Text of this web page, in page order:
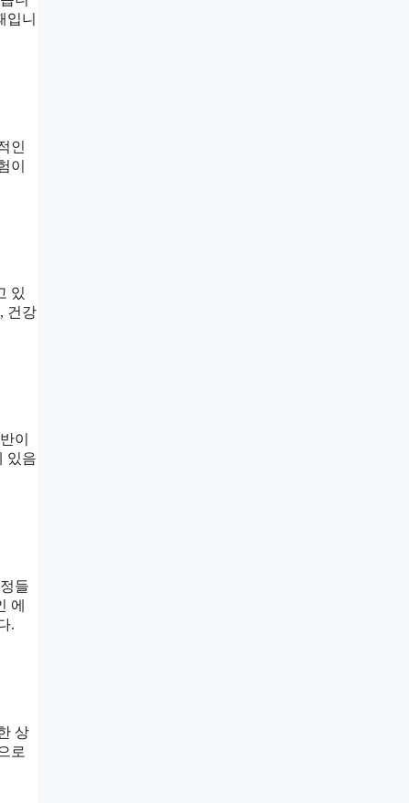
입니
인
이
있
건강
이
있음
들
에
.
상
로